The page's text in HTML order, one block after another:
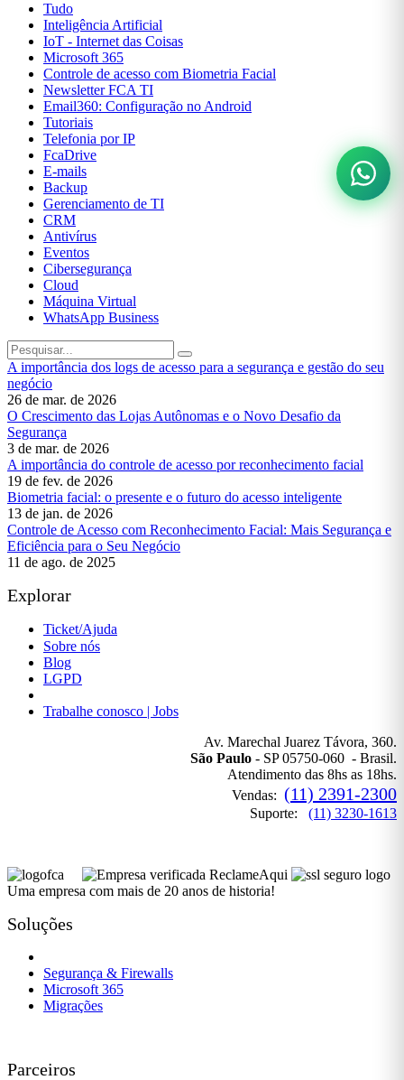
Tudo
Inteligência Artificial
IoT - Internet das Coisas
Microsoft 365
Controle de acesso com Biometria Facial
Newsletter FCA TI
Email360: Configuração no Android
Tutoriais
Telefonia por IP
FcaDrive
E-mails
Backup
Gerenciamento de TI
CRM
Antivírus
Eventos
Cibersegurança
Cloud
Máquina Virtual
WhatsApp Business
A importância dos logs de acesso para a segurança e gestão do seu
negócio
26 de mar. de 2026
O Crescimento das Lojas Autônomas e o Novo Desafio da
Segurança
3 de mar. de 2026
A importância do controle de acesso por reconhecimento facial
19 de fev. de 2026
Biometria facial: o presente e o futuro do acesso inteligente
13 de jan. de 2026
Controle de Acesso com Reconhecimento Facial: Mais Segurança e
Eficiência para o Seu Negócio
11 de ago. de 2025
Explorar
Ticket/Ajuda
Sobre nós
Blog
LGPD
Trabalhe conosco | Jobs
Av. Marechal Juarez Távora, 360.
São Paulo - SP 05750-060 - Brasil.
Atendimento das 8hs as 18hs.
Vendas: (11) 2391-2300
Suporte: (11) 3230-1613
Uma empresa com mais de 20 anos de historia!
Soluções
Segurança & Firewalls
Microsoft 365
Migrações
Parceiros